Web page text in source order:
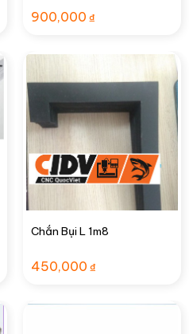
900,000 ₫
Chắn Bụi L 1m8
450,000 ₫